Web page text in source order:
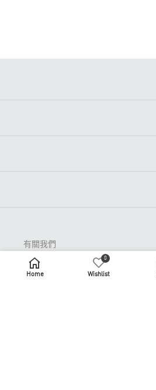
有關我們
Pop-up Store 期間限
定店
Home
0
Wishlist